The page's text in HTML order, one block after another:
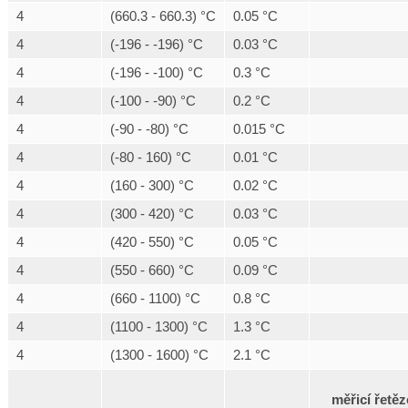
4 (660.3 - 660.3) °C
0.05 °C
4
(-196 - -196) °C
0.03 °C
4
(-196 - -100) °C
0.3 °C
4
(-100 - -90) °C
0.2 °C
4
(-90 - -80) °C
0.015 °C
4
(-80 - 160) °C
0.01 °C
4
(160 - 300) °C
0.02 °C
4
(300 - 420) °C
0.03 °C
4
(420 - 550) °C
0.05 °C
4
(550 - 660) °C
0.09 °C
4
(660 - 1100) °C
0.8 °C
4
(1100 - 1300) °C
1.3 °C
4
(1300 - 1600) °C 2.1 °C
měřicí